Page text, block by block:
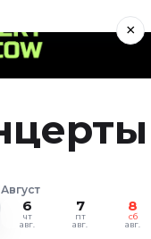
×
Август
6
чт
авг.
7
пт
авг.
8
сб
авг.